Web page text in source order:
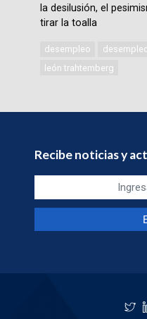
la desilusión, el
tirar la toalla
desempleo
león trahtemberg
Recibe noticias y